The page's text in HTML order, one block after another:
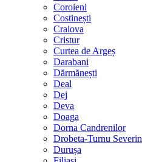
Coroieni
Costinești
Craiova
Cristur
Curtea de Argeș
Darabani
Dărmănești
Deal
Dej
Deva
Doaga
Dorna Candrenilor
Drobeta-Turnu Severin
Durușa